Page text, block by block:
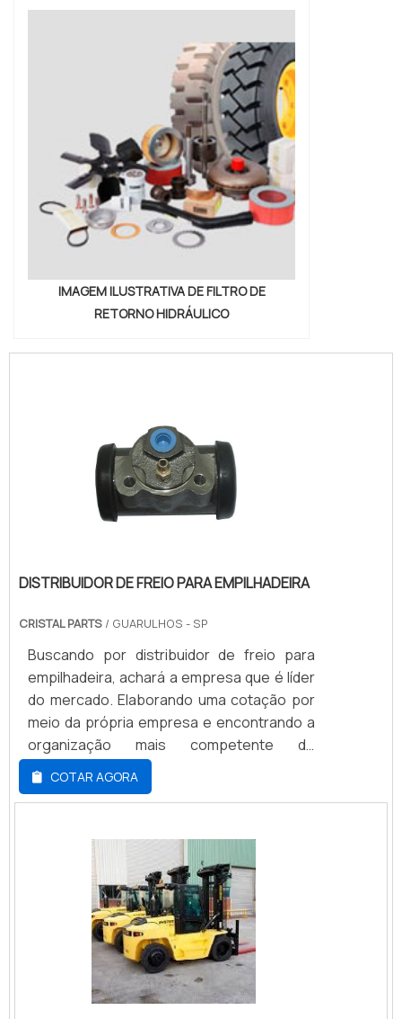
IMAGEM ILUSTRATIVA DE FILTRO DE
RETORNO HIDRÁULICO
DISTRIBUIDOR DE FREIO PARA EMPILHADEIRA
CRISTAL PARTS / GUARULHOS - SP
Buscando por distribuidor de freio para
empilhadeira, achará a empresa que é líder
do mercado. Elaborando uma cotação por
meio da própria empresa e encontrando a
organização mais competente do
ramo.DETALHES SOBRE DISTRIBUIDOR DE
FREIO PARA EMPILHADEIRAQuem precisa de
responsável, encontra o site da Cristal
Parts. A empresa trabalha com filtros para
empilhadeiras e sistema de gás,
disponibilizando tudo que há de mais atual
para garantir a qualidade final para cada
cliente.Ainda tratando-se de distribuidor de
freio para empilhadeira, na essência da
empresa, a mesma deve prezar pelos
COTAR AGORA